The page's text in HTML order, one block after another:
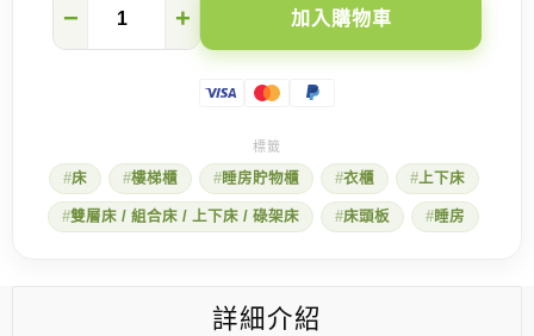
篇】
造
歡
樂
的
− + 加入購物車
床 樓梯櫃 睡房貯物櫃 衣櫃 上下床
雙層床 / 組合床 / 上下床 / 碌架床 床頭板 睡房
詳細介紹